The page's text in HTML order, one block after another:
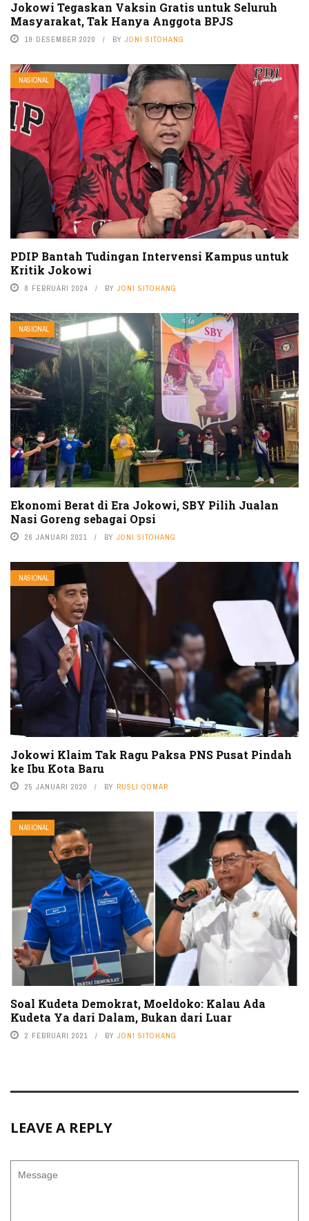
Jokowi Tegaskan Vaksin Gratis untuk Seluruh
Masyarakat, Tak Hanya Anggota BPJS
19 DESEMBER 2020 BY JONI SITOHANG
NASIONAL
PDIP Bantah Tudingan Intervensi Kampus untuk
Kritik Jokowi
8 FEBRUARI 2024 BY JONI SITOHANG
NASIONAL
Ekonomi Berat di Era Jokowi, SBY Pilih Jualan
Nasi Goreng sebagai Opsi
26 JANUARI 2021 BY JONI SITOHANG
NASIONAL
Jokowi Klaim Tak Ragu Paksa PNS Pusat Pindah
ke Ibu Kota Baru
25 JANUARI 2020 BY RUSLI QOMAR
NASIONAL
Soal Kudeta Demokrat, Moeldoko: Kalau Ada
Kudeta Ya dari Dalam, Bukan dari Luar
2 FEBRUARI 2021 BY JONI SITOHANG
LEAVE A REPLY